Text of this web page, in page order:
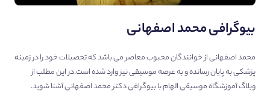
بیوگرافی محمد اصفهانی
محمد اصفهانی از خوانندگان محبوب معاصر می باشد که تحصیلات خود را در زمینه
پزشکی به پایان رسانده و به عرصه موسیقی نیز وارد شده است.در این مطلب از
وبلاگآموزشگاه موسیقی الهامبا بیوگرافی دکتر محمد اصفهانی آشنا شوید.